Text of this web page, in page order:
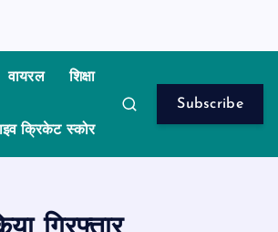
वायरल शिक्षा
क्रिकेट स्कोर
Subscribe